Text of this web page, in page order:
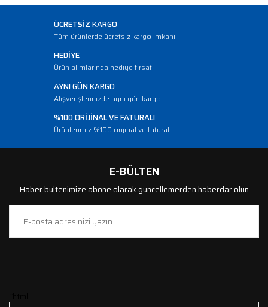
ÜCRETSİZ KARGO
Tüm ürünlerde ücretsiz kargo imkanı
HEDİYE
Ürün alımlarında hediye fırsatı
AYNI GÜN KARGO
Alışverişlerinizde aynı gün kargo
%100 ORİJİNAL VE FATURALI
Ürünlerimiz %100 orijinal ve faturalı
E-BÜLTEN
Haber bültenimize abone olarak güncellemerden haberdar olun